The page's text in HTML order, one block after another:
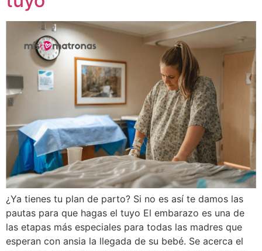
¿Ya tienes tu plan de parto? Si no es así te damos las
pautas para que hagas el tuyo El embarazo es una de
las etapas más especiales para todas las madres que
esperan con ansia la llegada de su bebé. Se acerca el